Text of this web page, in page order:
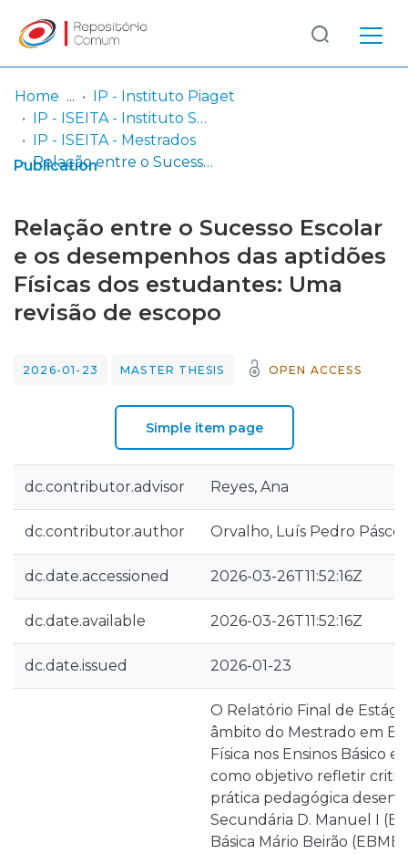
Communities
& Collections
Statistics
Log
In
(current)
Home
IP - Instituto Piaget
IP - ISEITA - Instituto Superior de Estudos Interculturais e Transdisciplinares de Almada
IP - ISEITA - Mestrados
Relação entre o Sucesso Escolar e os desempenhos das aptidões Físicas dos estudantes: Uma revisão de escopo
Publication
Relação entre o Sucesso Escolar
e os desempenhos das aptidões
Físicas dos estudantes: Uma
revisão de escopo
2026-01-23 MASTER THESIS OPEN ACCESS
Simple item page
dc.contributor.advisor Reyes, Ana
dc.contributor.author Orvalho, Luís Pedro
dc.date.accessioned 2026-03-26T11:52:16Z
dc.date.available 2026-03-26T11:52:16Z
dc.date.issued 2026-01-23
O Relatório Final de
âmbito do Mestrado em
Física nos Ensinos Básico
como objetivo refletir
prática pedagógica
Secundária D. Manuel I
Básica Mário Beirão